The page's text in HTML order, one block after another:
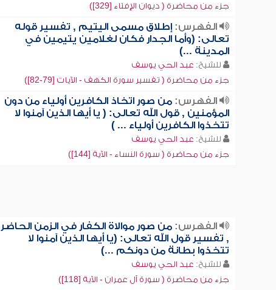
جزء من محاضرة ( ديوان الإفتاء [329])
الفهرس:إطلاق مسمى اليتيم , تفسير قوله
تعالى: (وأما الجدار فكان لغلامين يتيمين في
المدينة ...)
للشيخ: عبد الحي يوسف
جزء من محاضرة ( تفسير سورة الكهف - الآيات [79-82])
الفهرس:من صور اتخاذ الكافرين أولياء من دون
المؤمنين , قول الله تعالى: ( يا أيها الذين آمنوا لا
تتخذوا الكافرين أولياء ... )
للشيخ: عبد الحي يوسف
جزء من محاضرة ( سورة النساء - الآية [144])
الفهرس:من صور موالاة الكفار في الزمن الحاضر
, تفسير قول الله تعالى: (يا أيها الذين آمنوا لا
تتخذوا بطانة من دونكم ...)
للشيخ: عبد الحي يوسف
جزء من محاضرة ( سورة آل عمران - الآية [118])